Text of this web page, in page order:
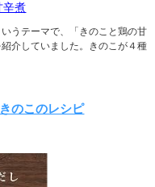
辛煮
うテーマで、「きのこと鶏の甘
介していました。きのこが４種
きのこのレシピ